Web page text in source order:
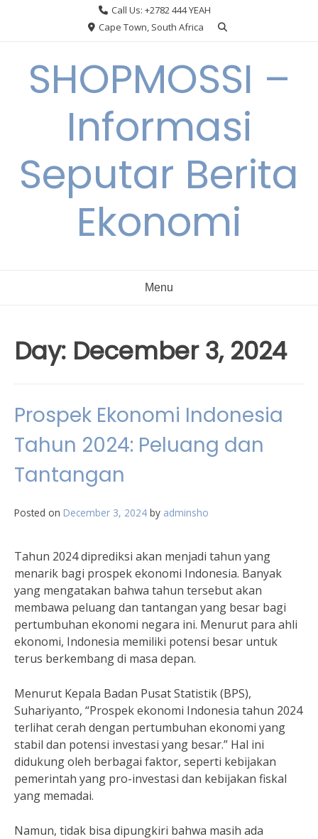
Call Us: +2782 444 YEAH
Cape Town, South Africa
SHOPMOSSI –
Informasi
Seputar Berita
Ekonomi
Menu
Day: December 3, 2024
Prospek Ekonomi Indonesia
Tahun 2024: Peluang dan
Tantangan
Posted on December 3, 2024 by adminsho
Tahun 2024 diprediksi akan menjadi tahun yang
menarik bagi prospek ekonomi Indonesia. Banyak
yang mengatakan bahwa tahun tersebut akan
membawa peluang dan tantangan yang besar bagi
pertumbuhan ekonomi negara ini. Menurut para ahli
ekonomi, Indonesia memiliki potensi besar untuk
terus berkembang di masa depan.
Menurut Kepala Badan Pusat Statistik (BPS),
Suhariyanto, “Prospek ekonomi Indonesia tahun 2024
terlihat cerah dengan pertumbuhan ekonomi yang
stabil dan potensi investasi yang besar.” Hal ini
didukung oleh berbagai faktor, seperti kebijakan
pemerintah yang pro-investasi dan kebijakan fiskal
yang memadai.
Namun, tidak bisa dipungkiri bahwa masih ada